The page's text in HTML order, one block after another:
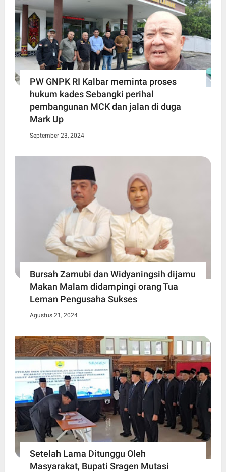
PW GNPK RI Kalbar meminta proses
hukum kades Sebangki perihal
pembangunan MCK dan jalan di duga
Mark Up
September 23, 2024
Bursah Zarnubi dan Widyaningsih dijamu
Makan Malam didampingi orang Tua
Leman Pengusaha Sukses
Agustus 21, 2024
Setelah Lama Ditunggu Oleh
Masyarakat, Bupati Sragen Mutasi